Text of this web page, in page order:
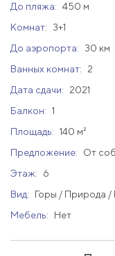
До пляжа: 450 м
Комнат:
3+1
До аэропорта:
30 км
Ванных комнат:
2
Дата сдачи:
2021
Балкон: 1
Площадь: 140 м²
Предложение:
От
Этаж:
6
Вид:
Горы / Природа /
Мебель:
Нет